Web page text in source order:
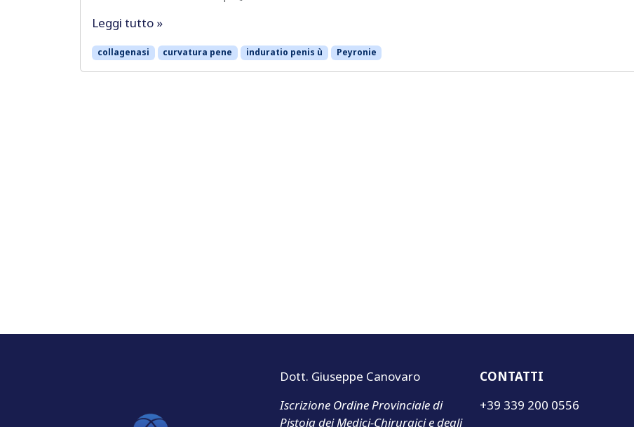
Leggi tutto »
collagenasi curvatura pene induratio penis ù Peyronie
Dott. Giuseppe Canovaro
Iscrizione Ordine Provinciale di
Pistoia dei Medici-Chirurgici e degli
CONTATTI
+39 339 200 0556